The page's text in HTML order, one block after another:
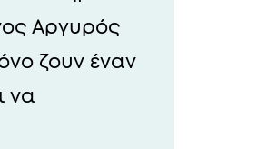
Αργυρός
ζουν έναν
να